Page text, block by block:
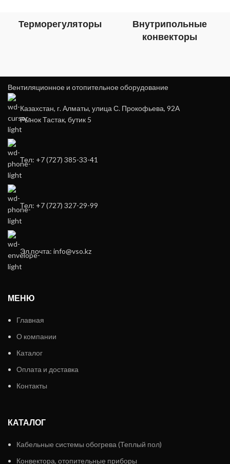
Терморегуляторы
Внутрипольные
конвекторы
Вентиляционное и отопительное оборудование
Казахстан, г. Алматы, улица С. Прокофьева, 92А
Рынок Тастак, бутик 5
Тел: +7 (727) 385-33-41
Тел: +7 (727) 327-29-99
Эл.почта: info@vso.kz
МЕНЮ
Главная
О компании
Каталог
Оплата и доставка
Контакты
КАТАЛОГ
Кабельные системы обогрева (Теплый пол)
Конвектора, отопительные приборы